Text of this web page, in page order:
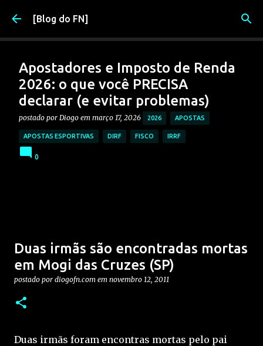
Pular para o conteúdo principal
[Blog do FN]
Apostadores e Imposto de Renda
2026: o que você PRECISA
declarar (e evitar problemas)
postado por Diogo em março 17, 2026 2026 APOSTAS
APOSTAS ESPORTIVAS DIRF FISCO IRRF
0
Duas irmãs são encontradas mortas
em Mogi das Cruzes (SP)
postado por diogofn.com em novembro 12, 2011
Duas irmãs foram encontras mortas pelo pai